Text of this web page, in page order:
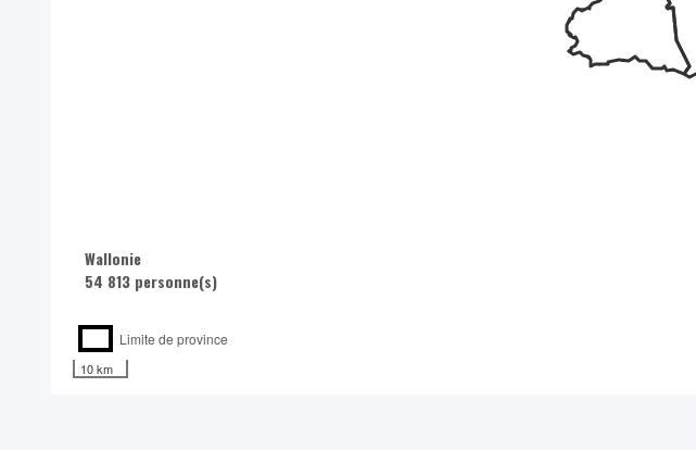
Wallonie
54 813 personne(s)
Limite de province
10 km